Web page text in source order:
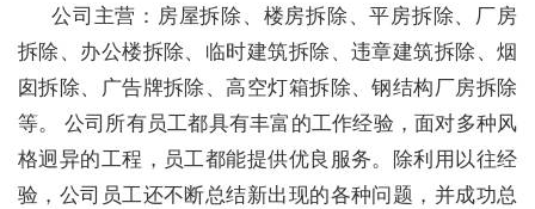
公司主营：房屋拆除、楼房拆除、平房拆除、厂房
拆除、办公楼拆除、临时建筑拆除、违章建筑拆除、烟
囱拆除、广告牌拆除、高空灯箱拆除、钢结构厂房拆除
等。 公司所有员工都具有丰富的工作经验，面对多种风
格迥异的工程，员工都能提供优良服务。除利用以往经
验，公司员工还不断总结新出现的各种问题，并成功总